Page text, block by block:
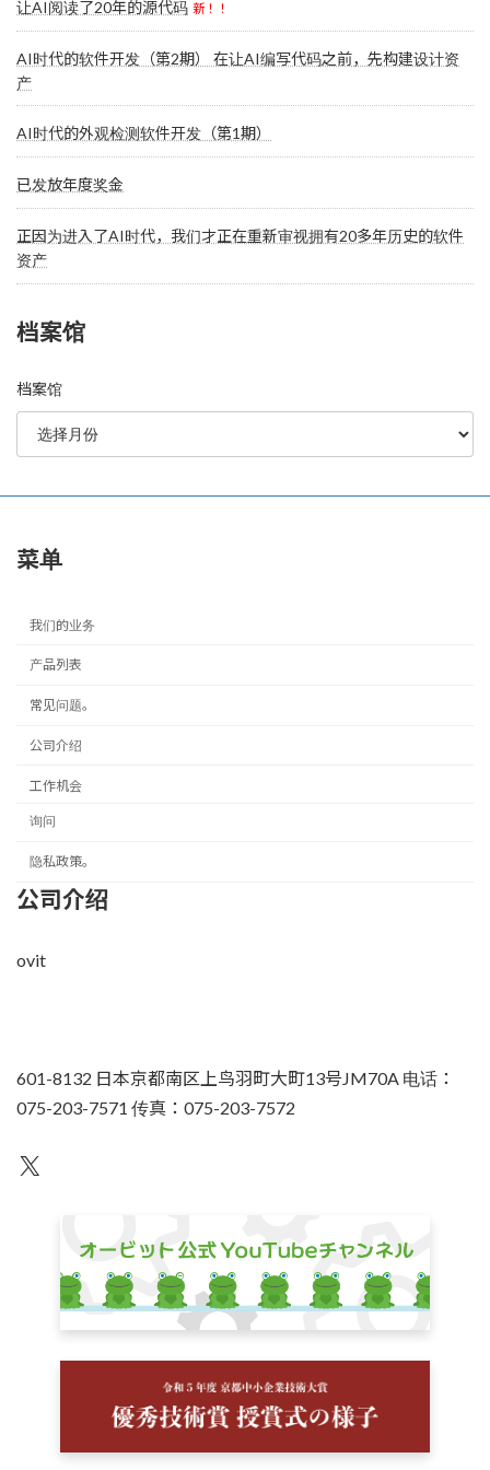
让AI阅读了20年的源代码 新！！
AI时代的软件开发（第2期） 在让AI编写代码之前，先构建设计资
产
AI时代的外观检测软件开发（第1期）
已发放年度奖金
正因为进入了AI时代，我们才正在重新审视拥有20多年历史的软件
资产
档案馆
档案馆
菜单
我们的业务
产品列表
常见问题。
公司介绍
工作机会
询问
隐私政策。
公司介绍
ovit
601-8132 日本京都南区上鸟羽町大町13号JM70A 电话：
075-203-7571 传真：075-203-7572
不为人知